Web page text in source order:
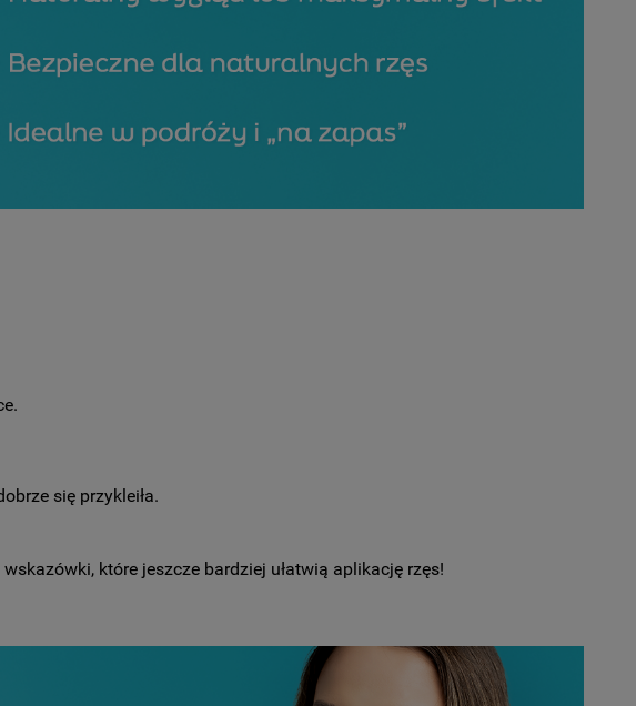
się przykleiła.
które jeszcze bardziej ułatwią aplikację rzęs!